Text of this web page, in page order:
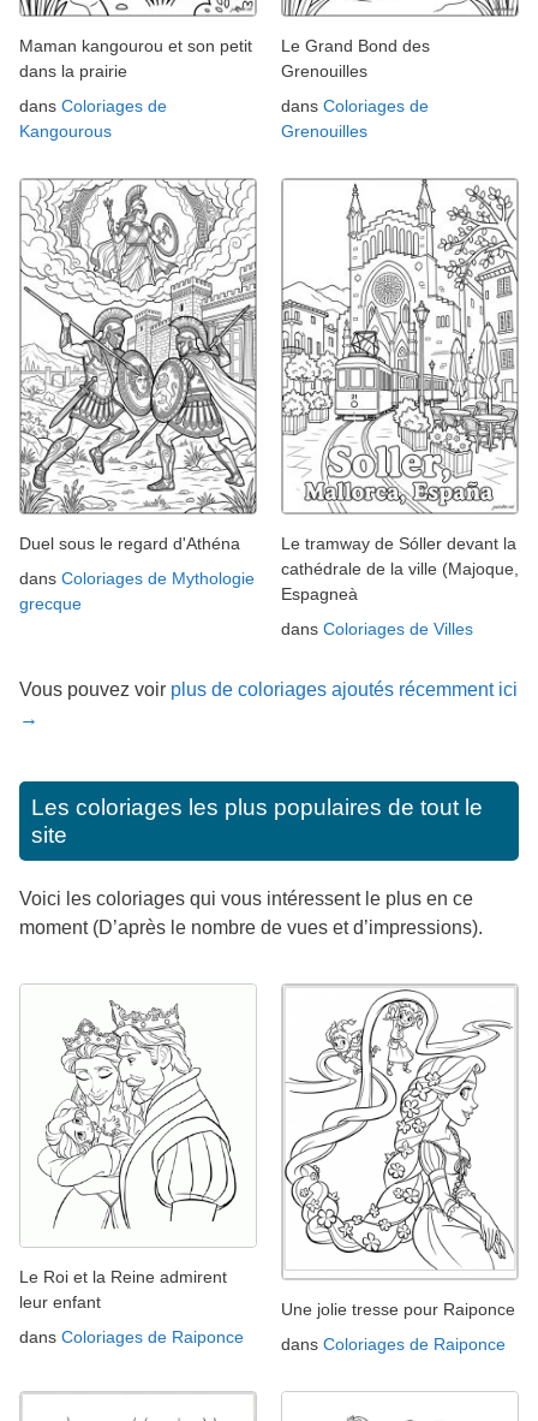
Maman kangourou et son petit
dans la prairie
dans Coloriages de
Kangourous
Le Grand Bond des
Grenouilles
dans Coloriages de
Grenouilles
Duel sous le regard d'Athéna
dans Coloriages de Mythologie
grecque
Le tramway de Sóller devant la
cathédrale de la ville (Majoque,
Espagneà
dans Coloriages de Villes
Vous pouvez voir plus de coloriages ajoutés récemment ici
→
Les coloriages les plus populaires de tout le
site
Voici les coloriages qui vous intéressent le plus en ce
moment (D’après le nombre de vues et d’impressions).
Le Roi et la Reine admirent
leur enfant
dans Coloriages de Raiponce
Une jolie tresse pour Raiponce
dans Coloriages de Raiponce